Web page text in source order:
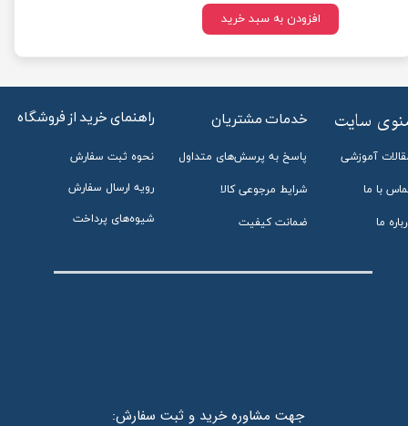
افزودن به سبد خرید
راهنمای خرید از فروشگاه
نحوه ثبت سفارش
رویه ارسال سفارش
شیوه‌های پرداخت
خدمات مشتریان
پاسخ به پرسش‌های متداول
شرایط مرجوعی کالا
ضمانت کیفیت
آموزشی
با ما
ما
:جهت مشاوره خرید و ثبت سفارش
سایت